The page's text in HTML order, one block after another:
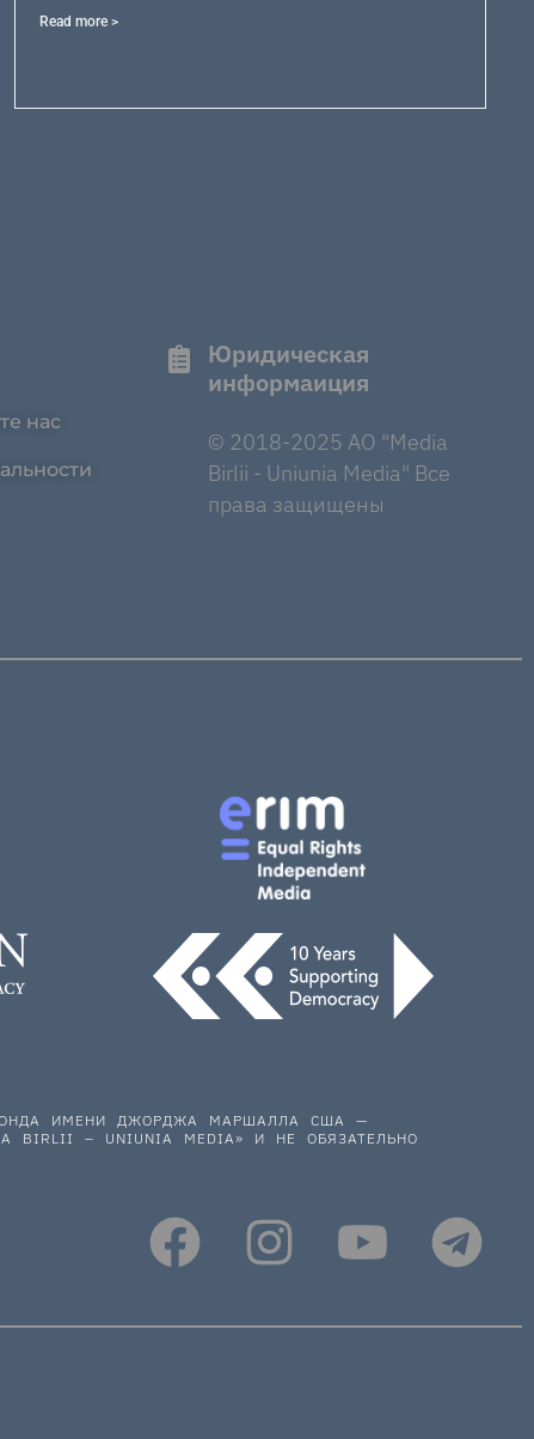
Read more >
нас
Юридическая
информаиция
© 2018-2025 AO "Media
Birlii - Uniunia Media" Все
права защищены
ИМЕНИ ДЖОРДЖА МАРШАЛЛА США —
BIRLII – UNIUNIA MEDIA» И НЕ ОБЯЗАТЕЛЬНО